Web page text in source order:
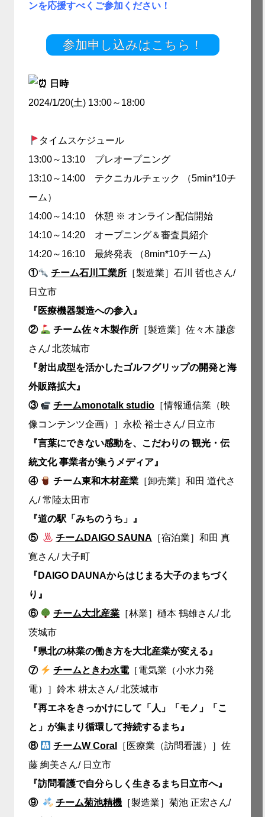
ンを応援すべくご参加ください！
参加申し込みはこちら！
日時
2024/1/20(土) 13:00～18:00
タイムスケジュール
13:00～13:10 プレオープニング
13:10～14:00 テクニカルチェック （5min*10チ
ーム）
14:00～14:10 休憩 ※ オンライン配信開始
14:10～14:20 オープニング＆審査員紹介
14:20～16:10 最終発表 （8min*10チーム)
①
チーム石川工業所 ［製造業］石川 哲也さん/
日立市
『医療機器製造への参入』
②
チーム佐々木製作所 ［製造業］佐々木 謙彦
さん/ 北茨城市
『射出成型を活かしたゴルフグリップの開発と海
外販路拡大』
③
チームmonotalk studio ［情報通信業（映
像コンテンツ企画）］永松 裕士さん/ 日立市
『言葉にできない感動を、こだわりの 観光・伝
統文化 事業者が集うメディア』
④
チーム東和木材産業 ［卸売業］和田 道代さ
ん/ 常陸太田市
『道の駅「みちのうち」』
⑤
チームDAIGO SAUNA ［宿泊業］和田 真
寛さん/ 大子町
『DAIGO DAUNAからはじまる大子のまちづく
り』
⑥
チーム大北産業 ［林業］樋本 鶴雄さん/ 北
茨城市
『県北の林業の働き方を大北産業が変える』
⑦
チームときわ水電［電気業（小水力発
電）］鈴木 耕太さん/ 北茨城市
『再エネをきっかけにして「人」「モノ」「こ
と」が集まり循環して持続するまち』
⑧
チームW Coral
［医療業（訪問看護）］佐
藤 絢美さん/ 日立市
『訪問看護で自分らしく生きるまち日立市へ』
⑨
チーム菊池精機 ［製造業］菊池 正宏さん/